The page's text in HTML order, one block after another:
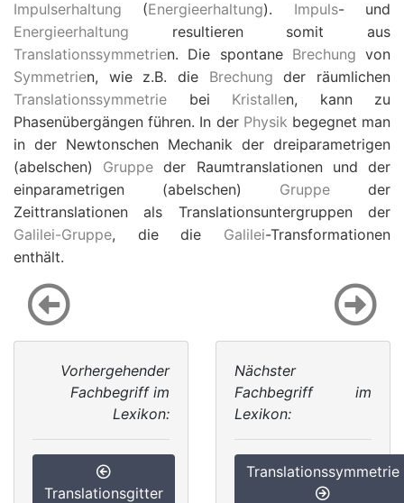
Impulserhaltung (Energieerhaltung). Impuls- und
Energieerhaltung resultieren somit aus
Translationssymmetrien. Die spontane Brechung von
Symmetrien, wie z.B. die Brechung der räumlichen
Translationssymmetrie bei Kristallen, kann zu
Phasenübergängen führen. In der Physik begegnet man
in der Newtonschen Mechanik der dreiparametrigen
(abelschen) Gruppe der Raumtranslationen und der
einparametrigen (abelschen) Gruppe der
Zeittranslationen als Translationsuntergruppen der
Galilei-Gruppe, die die Galilei-Transformationen
enthält.
Vorhergehender
Fachbegriff im
Lexikon:
Translationsgitter
Nächster
Fachbegriff im
Lexikon:
Translationssymmetrie